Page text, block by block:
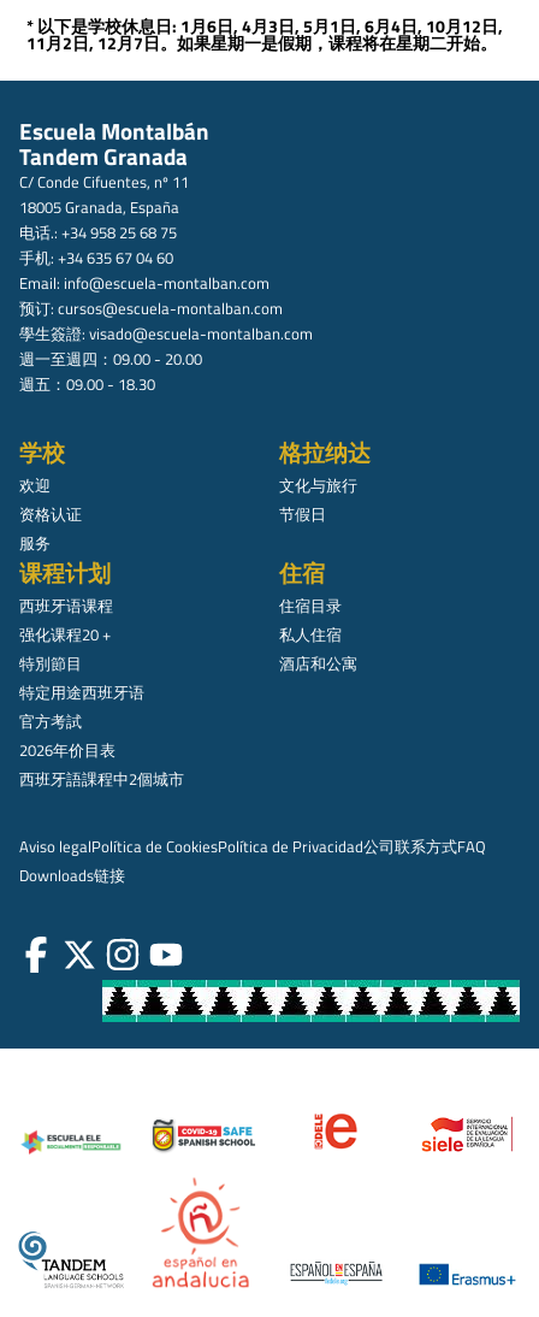
* 以下是学校休息日: 1月6日, 4月3日, 5月1日, 6月4日, 10月12日,
11月2日, 12月7日。如果星期一是假期，课程将在星期二开始。
Escuela Montalbán
Tandem Granada
C/ Conde Cifuentes, nº 11
18005 Granada, España
电话.: +34 958 25 68 75
手机: +34 635 67 04 60
Email: info@escuela-montalban.com
预订: cursos@escuela-montalban.com
學生簽證: visado@escuela-montalban.com
週一至週四：09.00 - 20.00
週五：09.00 - 18.30
学校
欢迎
资格认证
服务
格拉纳达
文化与旅行
节假日
课程计划
西班牙语课程
强化课程20 +
特別節目
特定用途西班牙语
官方考試
2026年价目表
西班牙語課程中2個城市
住宿
住宿目录
私人住宿
酒店和公寓
Aviso legalPolítica de CookiesPolítica de Privacidad公司联系方式FAQ
Downloads链接